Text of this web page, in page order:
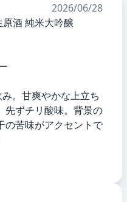
2026/06/28
酒 純米大吟醸
。甘爽やかな上立ち
先ずチリ酸味。背景の
の苦味がアクセントで